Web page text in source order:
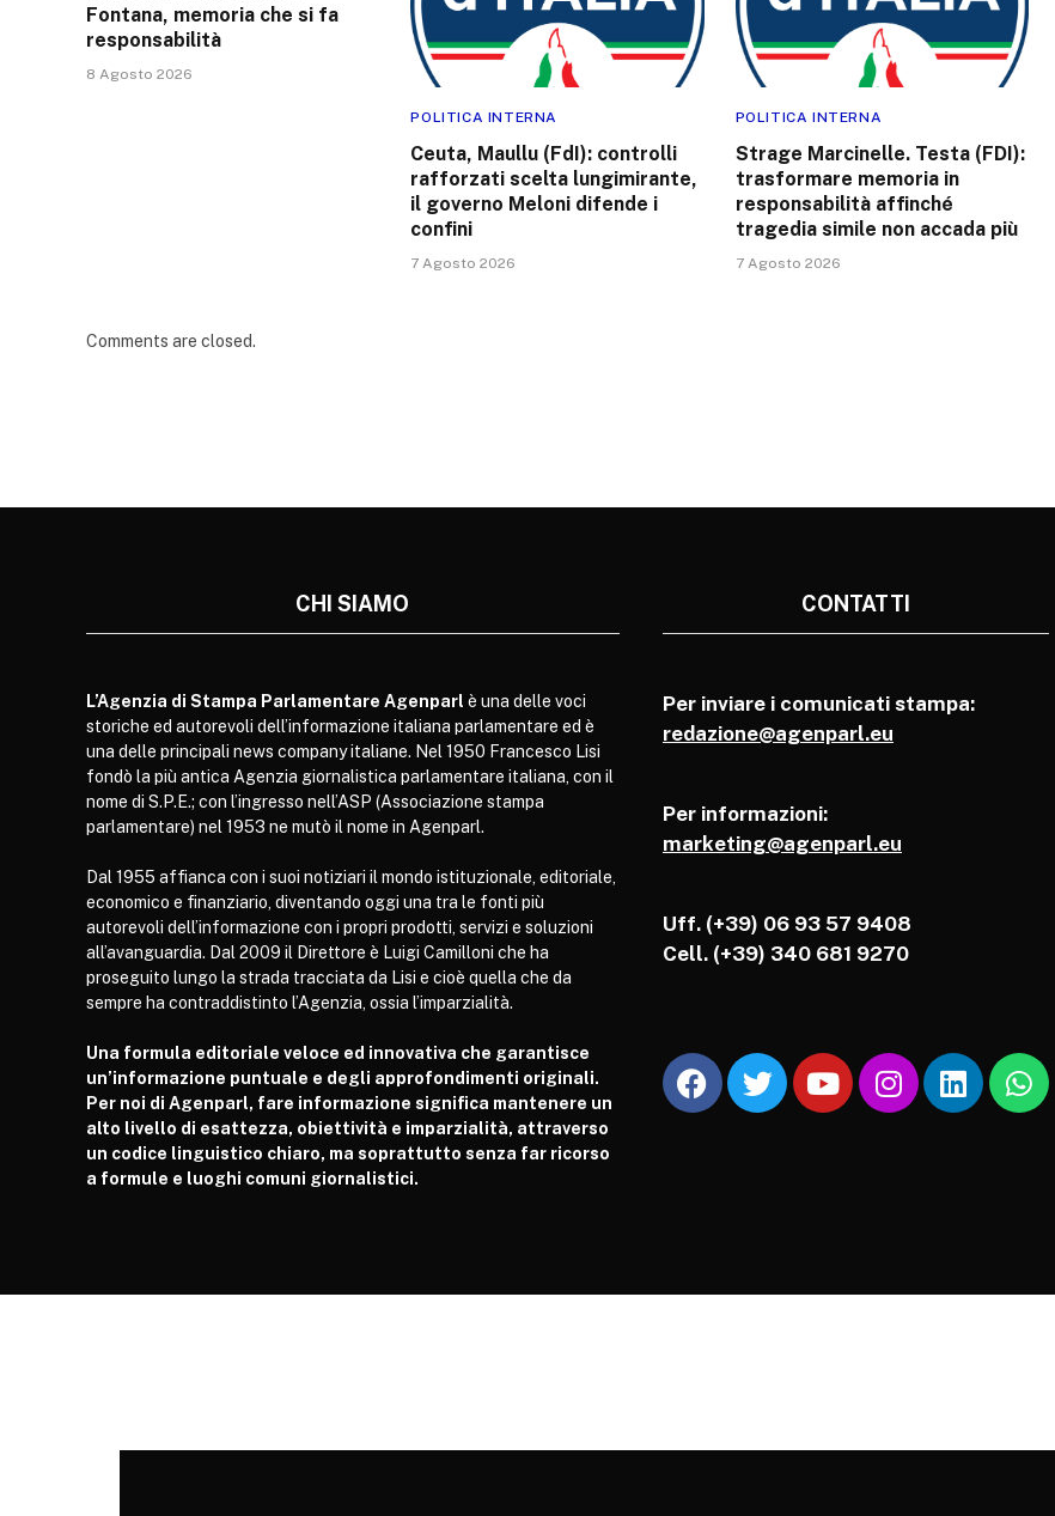
Fontana, memoria che si fa
responsabilità
8 Agosto 2026
POLITICA INTERNA
Ceuta, Maullu (FdI): controlli
rafforzati scelta lungimirante,
il governo Meloni difende i
confini
7 Agosto 2026
POLITICA INTERNA
Strage Marcinelle. Testa (FDI):
trasformare memoria in
responsabilità affinché
tragedia simile non accada più
7 Agosto 2026
Comments are closed.
CHI SIAMO
L’Agenzia di Stampa Parlamentare Agenparl è una delle voci
storiche ed autorevoli dell’informazione italiana parlamentare ed è
una delle principali news company italiane. Nel 1950 Francesco Lisi
fondò la più antica Agenzia giornalistica parlamentare italiana, con il
nome di S.P.E.; con l’ingresso nell’ASP (Associazione stampa
parlamentare) nel 1953 ne mutò il nome in Agenparl.
Dal 1955 affianca con i suoi notiziari il mondo istituzionale, editoriale,
economico e finanziario, diventando oggi una tra le fonti più
autorevoli dell’informazione con i propri prodotti, servizi e soluzioni
all’avanguardia. Dal 2009 il Direttore è Luigi Camilloni che ha
proseguito lungo la strada tracciata da Lisi e cioè quella che da
sempre ha contraddistinto l’Agenzia, ossia l’imparzialità.
Una formula editoriale veloce ed innovativa che garantisce
un’informazione puntuale e degli approfondimenti originali.
Per noi di Agenparl, fare informazione significa mantenere un
alto livello di esattezza, obiettività e imparzialità, attraverso
un codice linguistico chiaro, ma soprattutto senza far ricorso
a formule e luoghi comuni giornalistici.
CONTATTI
Per inviare i comunicati stampa:
redazione@agenparl.eu
Per informazioni:
marketing@agenparl.eu
Uff. (+39) 06 93 57 9408
Cell. (+39) 340 681 9270